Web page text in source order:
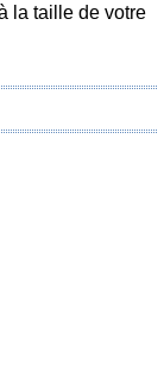
la taille de votre